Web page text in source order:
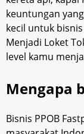
keuntungan
kecil untuk
Menjadi Loket
level kamu
Mengapa
Bisnis PPOB